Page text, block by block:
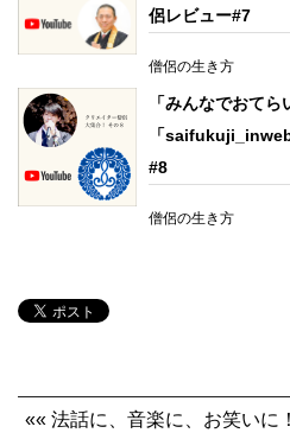
侶レビュー#7
僧侶の生き方
「みんなでおて
「
#8
僧侶の生き方
«« 法話に、音楽に、お笑いに